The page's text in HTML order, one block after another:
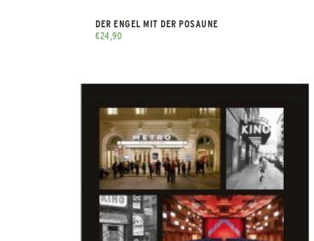
DER ENGEL MIT DER POSAUNE
€24,90